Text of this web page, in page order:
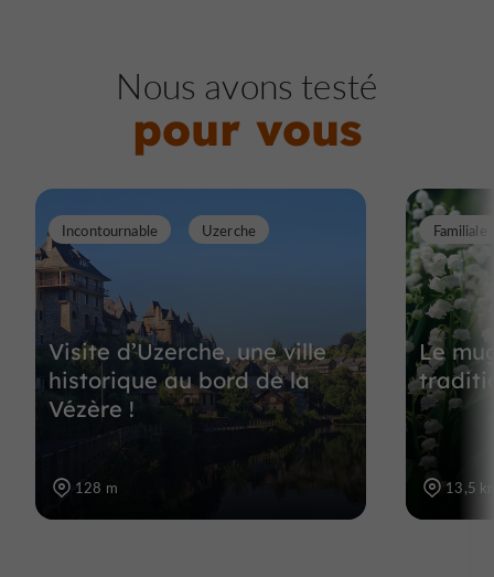
Nous avons testé
pour vous
Visite d’Uzerche, une ville
historique au bord de la
Vézère !
Incontournable Uzerche
128 m
Le
Familiale
13,5